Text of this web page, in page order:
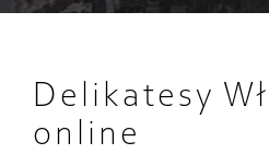
Delikatesy
online